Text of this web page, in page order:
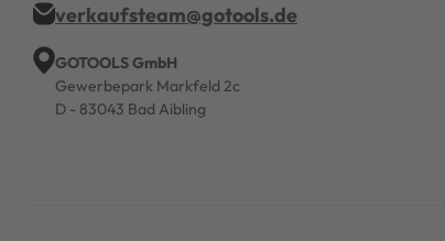
verkaufsteam@gotools.de
GOTOOLS GmbH
Gewerbepark Markfeld 2c
D - 83043 Bad Aibling